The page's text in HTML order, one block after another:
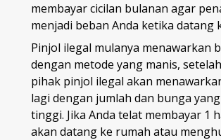
membayar cicilan bulanan agar
menjadi beban Anda ketika datang
Pinjol ilegal mulanya menawarkan
dengan metode yang manis,
pihak pinjol ilegal akan
lagi dengan jumlah dan bunga
tinggi. Jika Anda telat membayar 1
akan datang ke rumah atau